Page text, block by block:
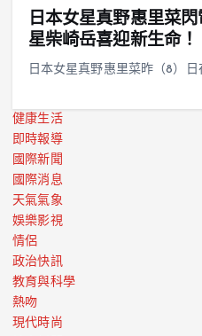
日本女星真野惠里菜
星柴崎岳喜迎新生命！
日本女星真野惠里菜昨（8）
健康生活
即時報導
國際新聞
國際消息
天氣氣象
娛樂影視
情侶
政治快訊
教育與科學
熱吻
現代時尚